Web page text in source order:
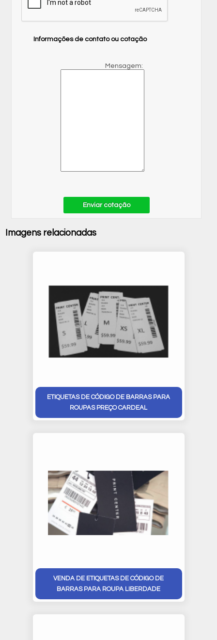
Informações de contato ou cotação
Mensagem:
Enviar cotação
Imagens relacionadas
ETIQUETAS DE CÓDIGO DE BARRAS PARA
ROUPAS PREÇO CARDEAL
VENDA DE ETIQUETAS DE CÓDIGO DE
BARRAS PARA ROUPA LIBERDADE